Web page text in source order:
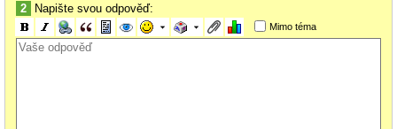
2 Napište svou odpověď:
Mimo téma